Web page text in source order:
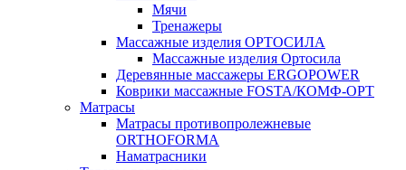
Мячи
Тренажеры
Массажные изделия ОРТОСИЛА
Массажные изделия Ортосила
Деревянные массажеры ERGOPOWER
Коврики массажные FOSTA/КОМФ-ОРТ
Матрасы
Матрасы противопролежневые
ORTHOFORMA
Наматрасники